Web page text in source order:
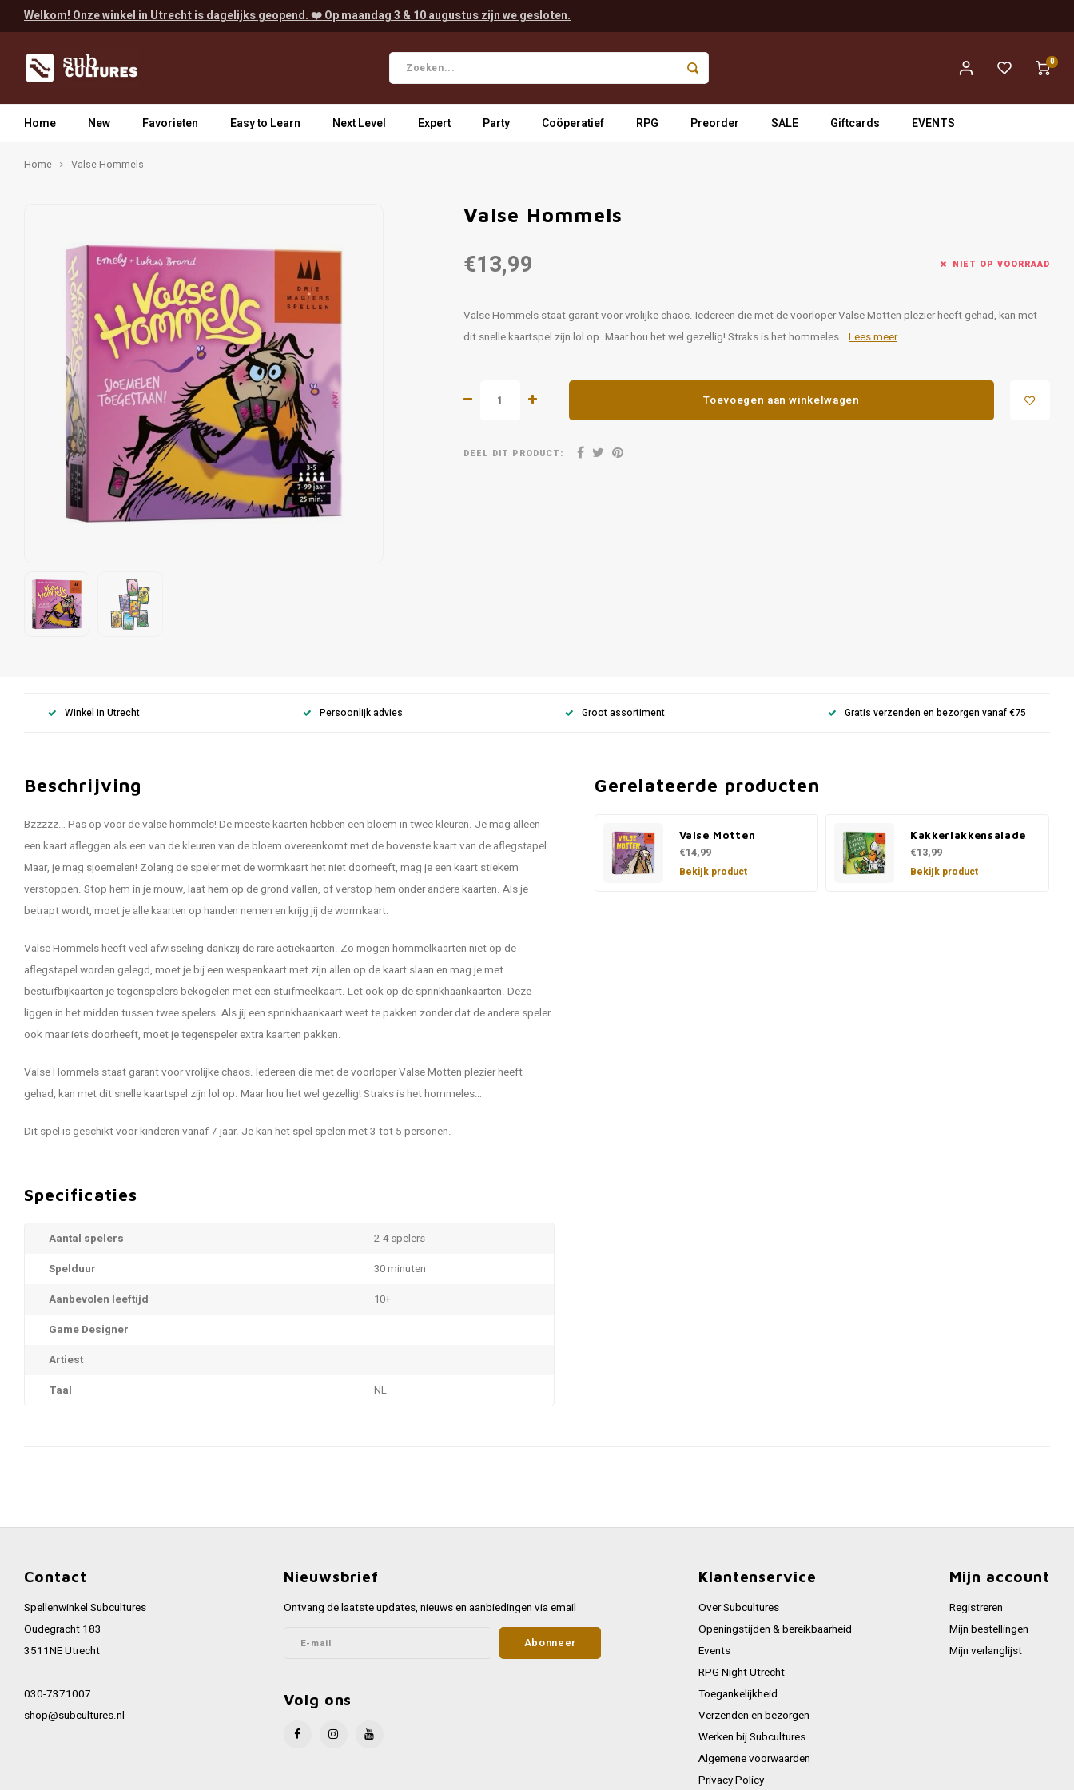
Welkom! Onze winkel in Utrecht is dagelijks geopend. ❤️ Op maandag 3 & 10 augustus zijn we gesloten.
0
Home New Favorieten Easy to Learn Next Level Expert Party Coöperatief RPG Preorder SALE Giftcards EVENTS
Home Valse Hommels
Valse Hommels
€13,99 NIET OP VOORRAAD
Valse Hommels staat garant voor vrolijke chaos. Iedereen die met de voorloper Valse Motten plezier heeft gehad, kan met
dit snelle kaartspel zijn lol op. Maar hou het wel gezellig! Straks is het hommeles… Lees meer
Toevoegen aan winkelwagen
DEEL DIT PRODUCT:
Winkel in Utrecht Persoonlijk advies Groot assortiment Gratis verzenden en bezorgen vanaf €75
Beschrijving
Bzzzzz… Pas op voor de valse hommels! De meeste kaarten hebben een bloem in twee kleuren. Je mag alleen
een kaart afleggen als een van de kleuren van de bloem overeenkomt met de bovenste kaart van de aflegstapel.
Maar, je mag sjoemelen! Zolang de speler met de wormkaart het niet doorheeft, mag je een kaart stiekem
verstoppen. Stop hem in je mouw, laat hem op de grond vallen, of verstop hem onder andere kaarten. Als je
betrapt wordt, moet je alle kaarten op handen nemen en krijg jij de wormkaart.
Valse Hommels heeft veel afwisseling dankzij de rare actiekaarten. Zo mogen hommelkaarten niet op de
aflegstapel worden gelegd, moet je bij een wespenkaart met zijn allen op de kaart slaan en mag je met
bestuifbijkaarten je tegenspelers bekogelen met een stuifmeelkaart. Let ook op de sprinkhaankaarten. Deze
liggen in het midden tussen twee spelers. Als jij een sprinkhaankaart weet te pakken zonder dat de andere speler
ook maar iets doorheeft, moet je tegenspeler extra kaarten pakken.
Valse Hommels staat garant voor vrolijke chaos. Iedereen die met de voorloper Valse Motten plezier heeft
gehad, kan met dit snelle kaartspel zijn lol op. Maar hou het wel gezellig! Straks is het hommeles…
Dit spel is geschikt voor kinderen vanaf 7 jaar. Je kan het spel spelen met 3 tot 5 personen.
Specificaties
Aantal spelers
2-4 spelers
Spelduur
30 minuten
Aanbevolen leeftijd
10+
Game Designer
Artiest
Taal
NL
Gerelateerde producten
Valse Motten
€14,99
Bekijk product
Kakkerlakkensalade
€13,99
Bekijk product
Contact
Spellenwinkel Subcultures
Oudegracht 183
3511NE Utrecht
030-7371007
shop@subcultures.nl
Nieuwsbrief
Ontvang de laatste updates, nieuws en aanbiedingen via email
Abonneer
Volg ons
Klantenservice
Over Subcultures
Openingstijden & bereikbaarheid
Events
RPG Night Utrecht
Toegankelijkheid
Verzenden en bezorgen
Werken bij Subcultures
Algemene voorwaarden
Privacy Policy
Mijn account
Registreren
Mijn bestellingen
Mijn verlanglijst